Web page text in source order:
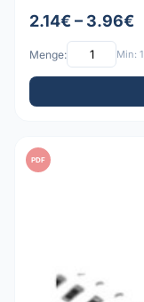
2.14€ – 3.96€
Menge: Min: 1
PDF